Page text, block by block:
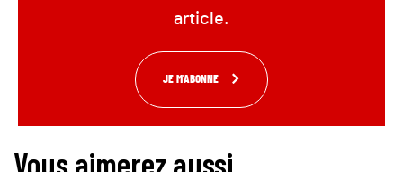
article.
JE M'ABONNE
Vous aimerez aussi